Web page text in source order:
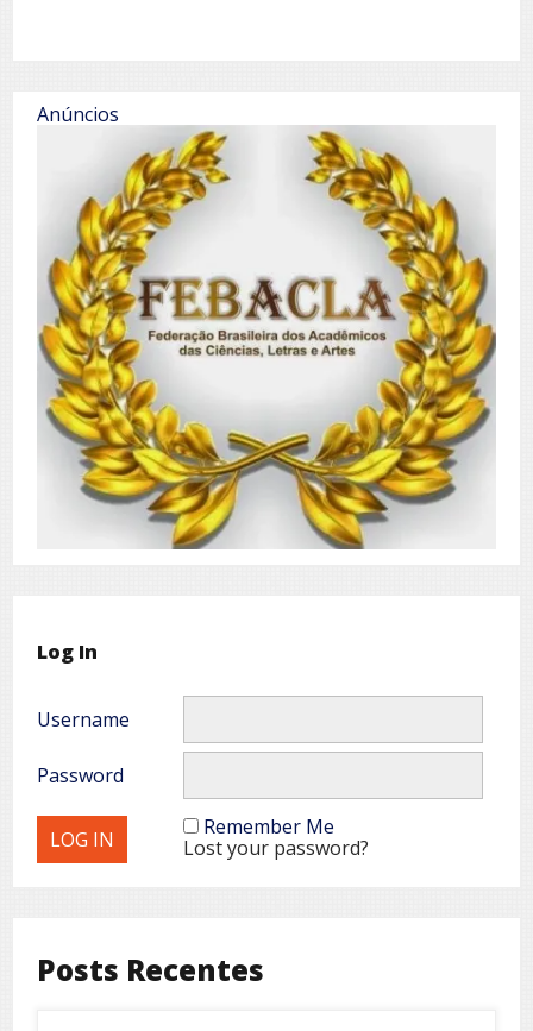
Anúncios
Log In
Username
Password
Remember Me
Lost your password?
Posts Recentes